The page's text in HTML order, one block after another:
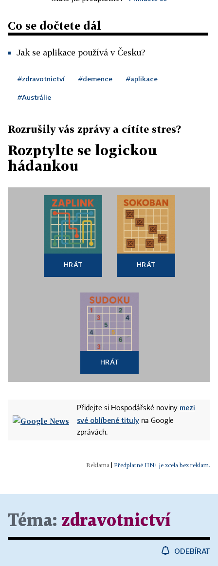
Co se dočtete dál
Jak se aplikace používá v Česku?
#zdravotnictví #demence #aplikace
#Austrálie
Rozrušily vás zprávy a cítíte stres?
Rozptylte se logickou
hádankou
HRÁT HRÁT
HRÁT
Přidejte si Hospodářské noviny mezi
své oblíbené tituly na Google
zprávách.
Předplatné HN+ je zcela bez reklam.
Téma: zdravotnictví
ODEBÍRAT